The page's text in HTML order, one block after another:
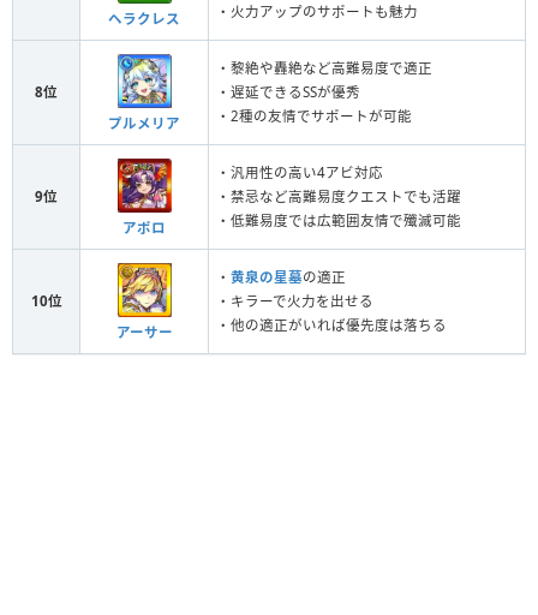
ヘラクレス ・火力アップのサポートも魅力
8位
プルメリア
・黎絶や轟絶など高難易度で適正
・遅延できるSSが優秀
・2種の友情でサポートが可能
9位
アポロ
・汎用性の高い4アビ対応
・禁忌など高難易度クエストでも活躍
・低難易度では広範囲友情で殲滅可能
10位
アーサー
・ 黄泉の星墓の適正
・キラーで火力を出せる
・他の適正がいれば優先度は落ちる